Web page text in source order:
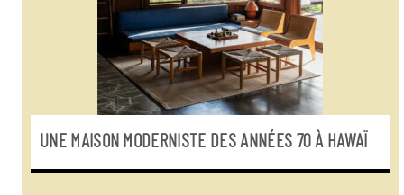
UNE MAISON MODERNISTE DES ANNÉES 70 À HAWAÏ